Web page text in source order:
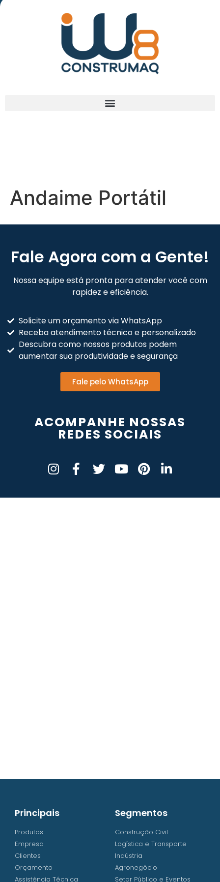
(48) 3238-9838
Andaime Portátil
Fale Agora com a Gente!
Nossa equipe está pronta para atender você com
rapidez e eficiência.
Solicite um orçamento via WhatsApp
Receba atendimento técnico e personalizado
Descubra como nossos produtos podem
aumentar sua produtividade e segurança
Fale pelo WhatsApp
ACOMPANHE NOSSAS
REDES SOCIAIS
Principais
Produtos
Empresa
Clientes
Orçamento
Assistência Técnica
Segmentos
Construção Civil
Logística e Transporte
Indústria
Agronegócio
Setor Público e Eventos